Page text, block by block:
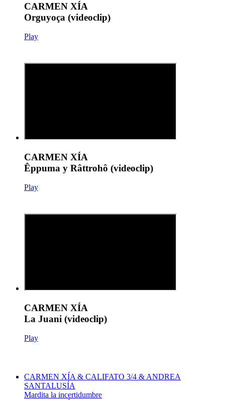
CARMEN XÍA
Orguyoça (videoclip)
Play
CARMEN XÍA
Êppuma y Râttrohô (videoclip)
Play
CARMEN XÍA
La Juani (videoclip)
Play
CARMEN XÍA & CALIFATO 3/4 & ANDREA
SANTALUSÍA
Mardita la incertidumbre